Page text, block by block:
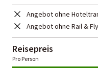
Angebot ohne
Angebot ohne Rail & Fly
Reisepreis
Pro Person